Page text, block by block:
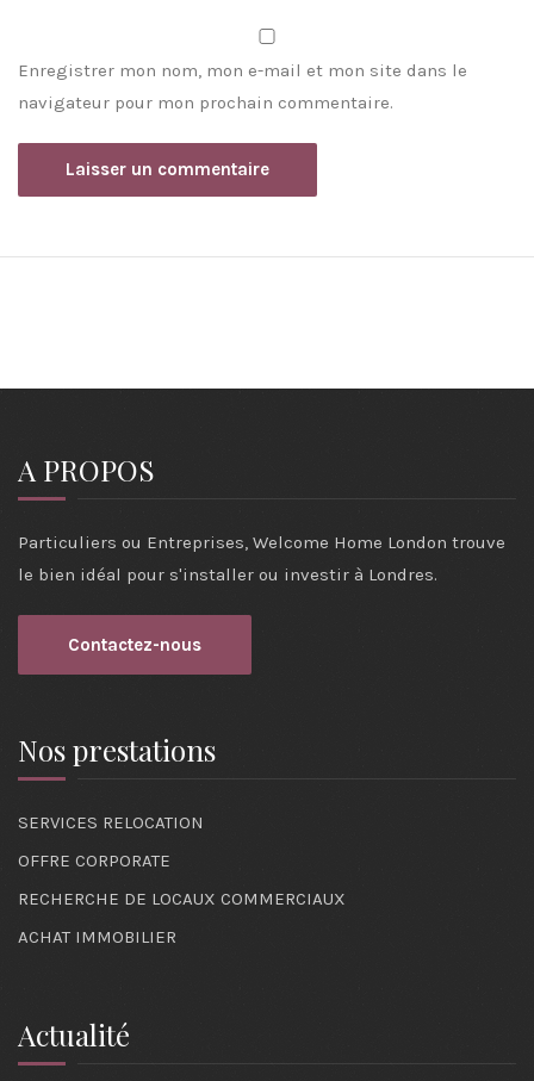
Enregistrer mon nom, mon e-mail et mon site dans le
navigateur pour mon prochain commentaire.
A PROPOS
Particuliers ou Entreprises, Welcome Home London trouve
le bien idéal pour s'installer ou investir à Londres.
Contactez-nous
Nos prestations
SERVICES RELOCATION
OFFRE CORPORATE
RECHERCHE DE LOCAUX COMMERCIAUX
ACHAT IMMOBILIER
Actualité